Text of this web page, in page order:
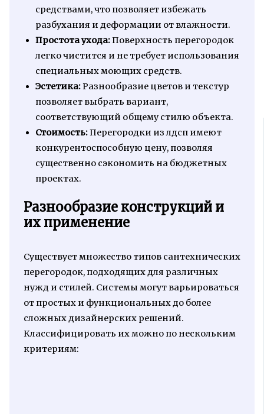
средствами, что позволяет избежать
разбухания и деформации от влажности.
Простота ухода:Поверхность перегородок
легко чистится и не требует использования
специальных моющих средств.
Эстетика:Разнообразие цветов и текстур
позволяет выбрать вариант,
соответствующий общему стилю объекта.
Стоимость:Перегородки из лдсп имеют
конкурентоспособную цену, позволяя
существенно сэкономить на бюджетных
проектах.
Разнообразие конструкций и
их применение
Существует множество типов сантехнических
перегородок, подходящих для различных
нужд и стилей. Системы могут варьироваться
от простых и функциональных до более
сложных дизайнерских решений.
Классифицировать их можно по нескольким
критериям: